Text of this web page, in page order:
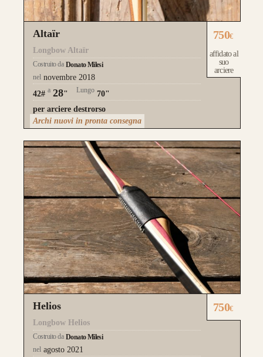
Altaïr
Longbow Altaïr
Costruito da Donato Milesi
nel novembre 2018
42# a 28" Lungo 70"
per arciere destrorso
750€
affidato al
suo
arciere
Archi nuovi in pronta consegna
Helios
Longbow Helios
Costruito da Donato Milesi
nel agosto 2021
750€